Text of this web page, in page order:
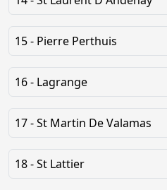
15 - Pierre Perthuis
16 - Lagrange
17 - St Martin De Valamas
18 - St Lattier